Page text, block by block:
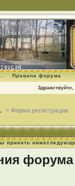
Правила форума
Здравствуйте,
> Форма регистрации
принять
форума